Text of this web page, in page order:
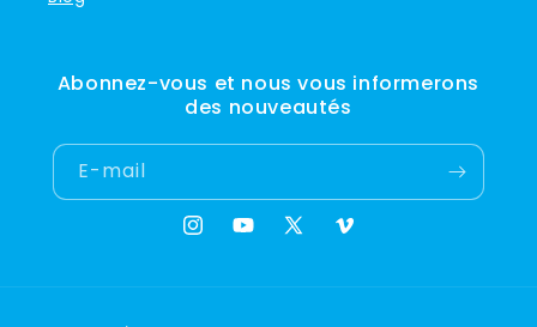
Abonnez-vous et nous vous informerons
des nouveautés
E-mail
InstagramYouTube
X
Vimeo